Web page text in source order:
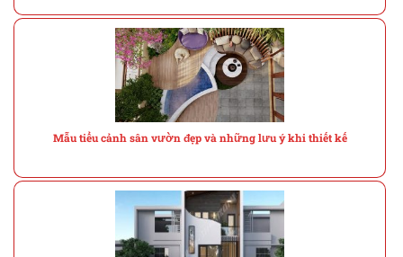
Mẫu tiểu cảnh sân vườn đẹp và những lưu ý khi thiết kế